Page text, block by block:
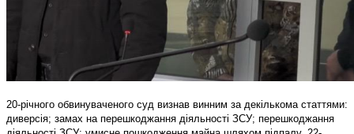
20-річного обвинуваченого суд визнав винним за декількома статтями:
диверсія; замах на перешкоджання діяльності ЗСУ; перешкоджання